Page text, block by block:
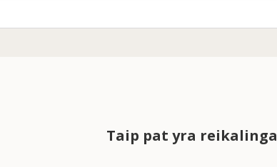
Taip pat yra reikalinga